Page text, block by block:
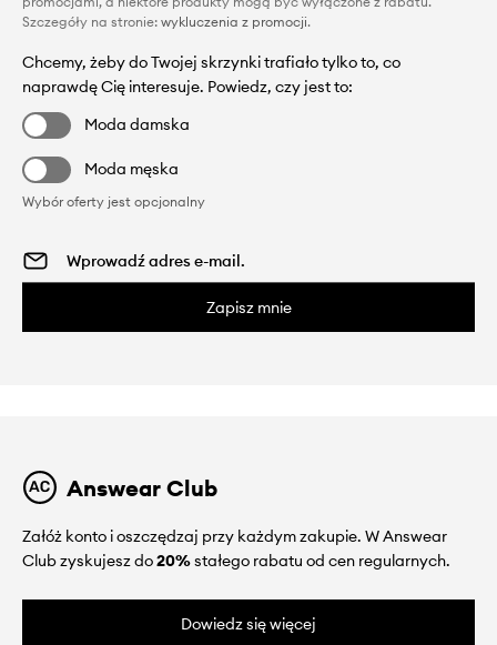
Szczegóły na stronie: wykluczenia z promocji.
Chcemy, żeby do Twojej skrzynki trafiało tylko to, co
naprawdę Cię interesuje. Powiedz, czy jest to:
Moda damska
Moda męska
Wybór oferty jest opcjonalny
Zapisz mnie
Answear Club
Załóż konto i oszczędzaj przy każdym zakupie. W Answear
Club zyskujesz do20%stałego rabatu od cen regularnych.
Dowiedz się więcej